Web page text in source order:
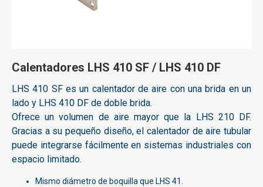
Calentadores LHS 410 SF / LHS 410 DF
LHS 410 SF es un calentador de aire con una brida en un
lado y LHS 410 DF de doble brida.
Ofrece un volumen de aire mayor que la LHS 210 DF.
Gracias a su pequeño diseño, el calentador de aire tubular
puede integrarse fácilmente en sistemas industriales con
espacio limitado.
Mismo diámetro de boquilla que LHS 41.